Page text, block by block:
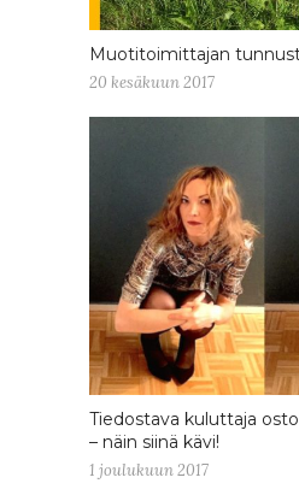
Muotitoimittajan
20 kesäkuun 2017
Tiedostava kuluttaja
– näin siinä kävi!
1 joulukuun 2017